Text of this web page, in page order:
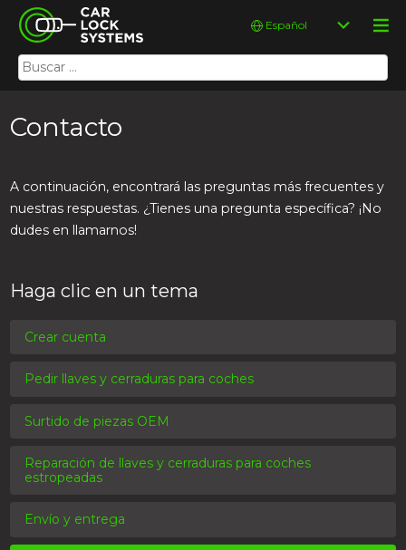
Skip
content
Car Lock Systems
Car Lock Systems
Buscar:
Elegir
idioma
Contacto
A continuación, encontrará las preguntas más frecuentes y
nuestras respuestas. ¿Tienes una pregunta específica? ¡No
dudes en llamarnos!
Haga clic en un tema
Crear cuenta
Pedir llaves y cerraduras para coches
Surtido de piezas OEM
Reparación de llaves y cerraduras para coches
estropeadas
Envío y entrega